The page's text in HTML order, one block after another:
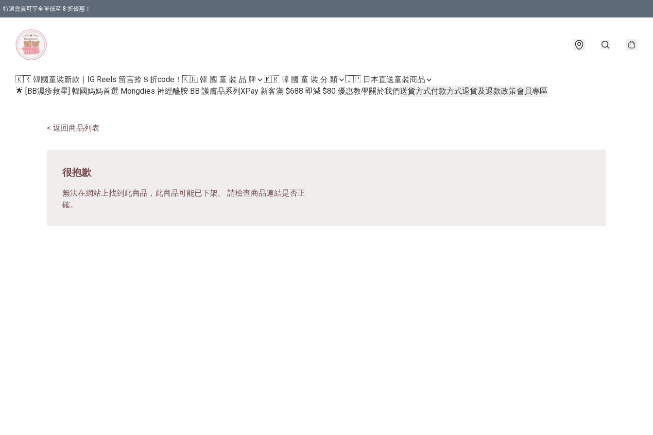
特選會員可享全單低至 8 折優惠！
🇰🇷 韓國童裝新款｜IG Reels 留言拎８折code！ 🇰🇷 韓 國 童 裝 品 牌 🇰🇷 韓 國 童 裝 分 類 🇯🇵 日本直送童裝商品
🌟 [BB濕疹救星] 韓國媽媽首選 Mongdies 神經醯胺 BB 護膚品系列XPay 新客滿 $688 即減 $80 優惠教學關於我們送貨方式付款方式退貨及退款政策會員專區
< 返回商品列表
很抱歉
無法在網站上找到此商品，此商品可能已下架。 請檢查商品連結是否正
確。